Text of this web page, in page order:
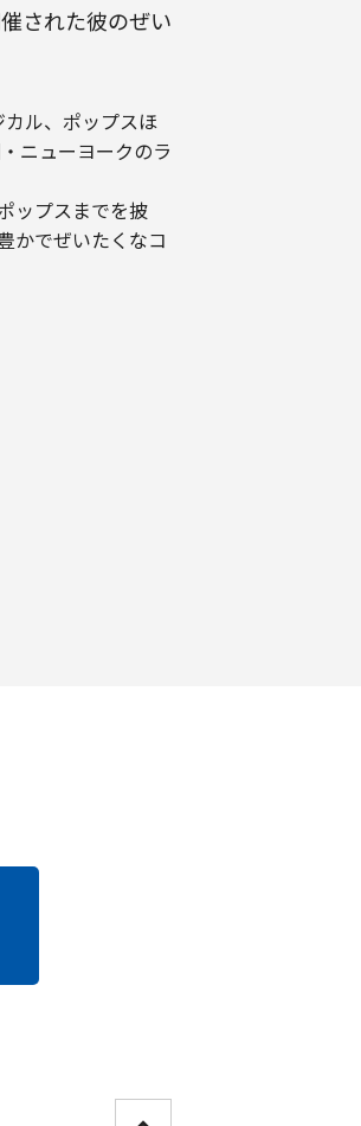
された彼のぜい
ル、ポップスほ
ニューヨークのラ
ップスまでを披
かでぜいたくなコ